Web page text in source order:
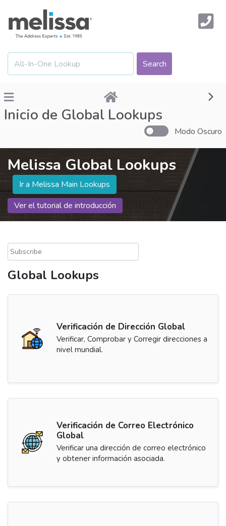
Inicio de Global Lookups
Modo Oscuro
Melissa Global Lookups
Ver el tutorial de introducción
Global Lookups
Verificación de Dirección Global
Verificar, Comprobar y Corregir direcciones a
nivel mundial.
Verificación de Correo Electrónico
Global
Verificar una dirección de correo electrónico
y obtener información asociada.